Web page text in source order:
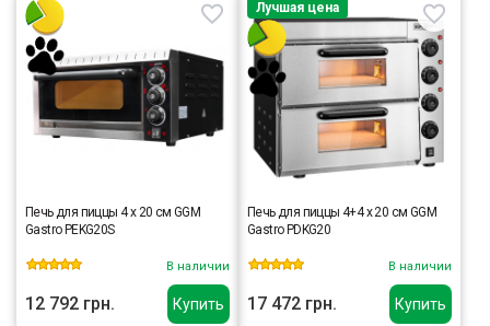
Купить
Печь для пиццы 4 x 20 см GGM
Gastro PEKG20S
В наличии
12 792 грн. Купить
Лучшая цена
Печь для пиццы 4+4 x 20 см GGM
Gastro PDKG20
В наличии
17 472 грн.